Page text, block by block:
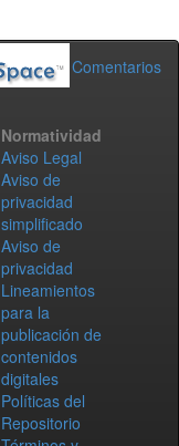
Comentarios
Normatividad
Aviso Legal
Aviso de
privacidad
simplificado
Aviso de
privacidad
Lineamientos
para la
publicación de
contenidos
digitales
Políticas del
Repositorio